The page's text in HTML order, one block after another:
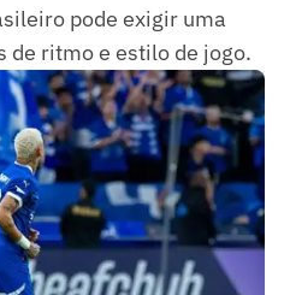
pode exigir uma
de ritmo e estilo de jogo.